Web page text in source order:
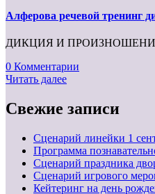
Алферова речевой тренинг
ДИКЦИЯ И ПРОИЗНОШЕНИЕ
0 Комментарии
Читать далее
Свежие записи
Cценарий линейки 1
Программа
Сценарий праздника
Сценарий игрового
Кейтеринг на день